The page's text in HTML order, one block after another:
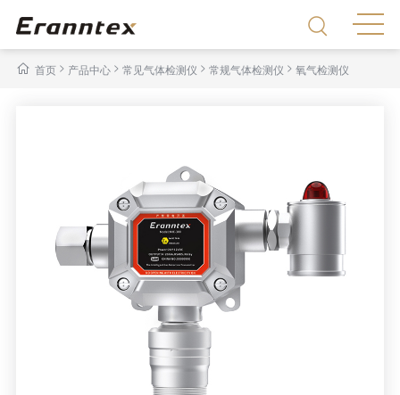
首页> 产品中心 > 常见气体检测仪 > 常规气体检测仪 > 氧气检测仪